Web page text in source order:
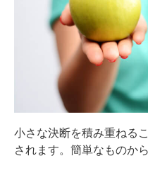
小さな決断を積み重ねる
されます。簡単なものか